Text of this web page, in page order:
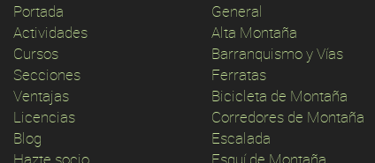
Portada
Actividades
Cursos
Secciones
Ventajas
Licencias
Blog
General
Alta Montaña
Barranquismo y Vías
Ferratas
Bicicleta de Montaña
Corredores de Montaña
Escalada